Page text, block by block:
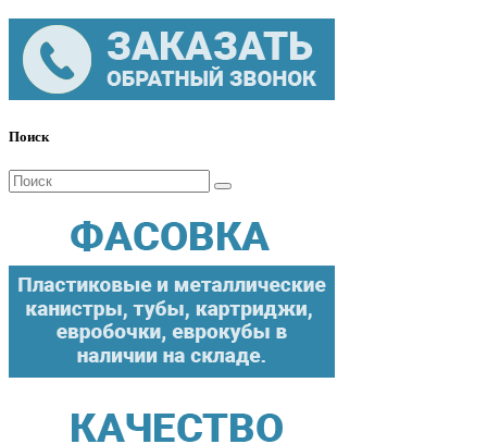
Поиск
Поиск
для: